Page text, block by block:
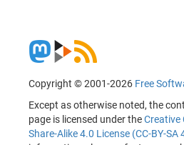
Copyright © 2001-2026 Free
Except as otherwise noted, the
page is licensed under theCreative
Share-Alike 4.0 License (CC-BY-SA